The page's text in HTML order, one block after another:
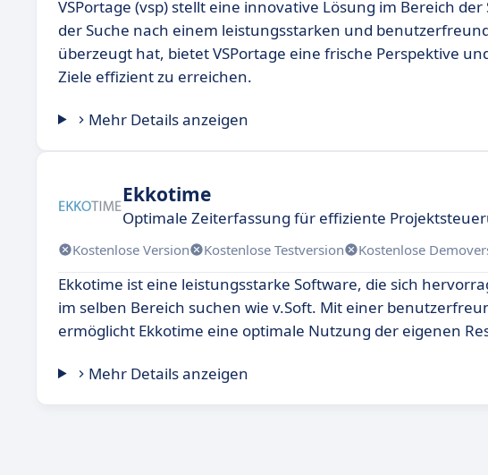
VSPortage (vsp) stellt eine innovative Lösung im Bereich
der Suche nach einem leistungsstarken und
überzeugt hat, bietet VSPortage eine frische Perspektive
Ziele effizient zu erreichen.
Mehr Details anzeigen
Ekkotime
Optimale Zeiterfassung für effiziente
Kostenlose Version Kostenlose Testversion Kostenlose
Ekkotime ist eine leistungsstarke Software, die sich
im selben Bereich suchen wie v.Soft. Mit einer
ermöglicht Ekkotime eine optimale Nutzung der eigenen
Mehr Details anzeigen